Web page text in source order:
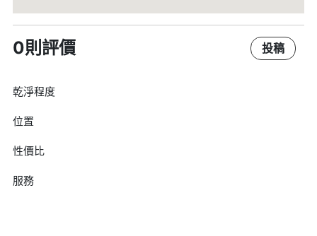
0則評價 投稿
乾淨程度
位置
性價比
服務